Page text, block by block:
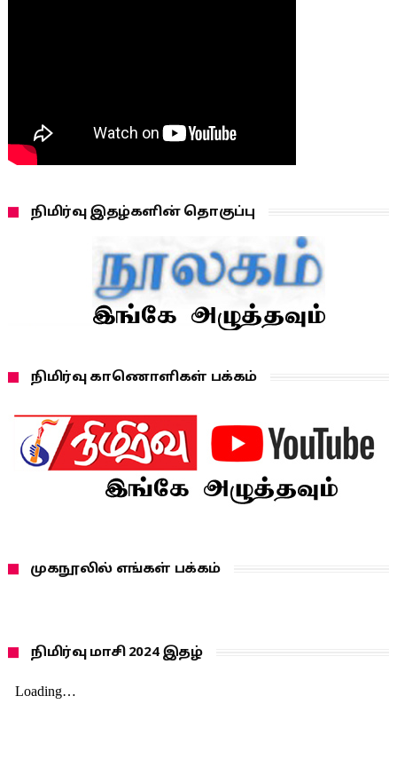
நிமிர்வு இதழ்களின் தொகுப்பு
நிமிர்வு காணொளிகள் பக்கம்
முகநூலில் எங்கள் பக்கம்
நிமிர்வு மாசி 2024 இதழ்